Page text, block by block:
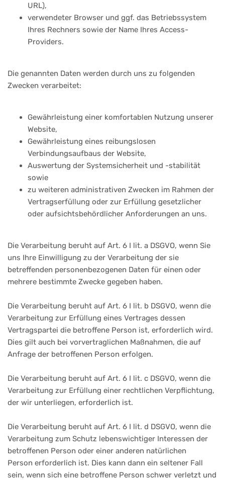
URL),
verwendeter Browser und ggf. das Betriebssystem
Ihres Rechners sowie der Name Ihres Access-
Providers.
Die genannten Daten werden durch uns zu folgenden
Zwecken verarbeitet:
Gewährleistung einer komfortablen Nutzung unserer
Website,
Gewährleistung eines reibungslosen
Verbindungsaufbaus der Website,
Auswertung der Systemsicherheit und -stabilität
sowie
zu weiteren administrativen Zwecken im Rahmen der
Vertragserfüllung oder zur Erfüllung gesetzlicher
oder aufsichtsbehördlicher Anforderungen an uns.
Die Verarbeitung beruht auf Art. 6 I lit. a DSGVO, wenn Sie
uns Ihre Einwilligung zu der Verarbeitung der sie
betreffenden personenbezogenen Daten für einen oder
mehrere bestimmte Zwecke gegeben haben.
Die Verarbeitung beruht auf Art. 6 I lit. b DSGVO, wenn die
Verarbeitung zur Erfüllung eines Vertrages dessen
Vertragspartei die betroffene Person ist, erforderlich wird.
Dies gilt auch bei vorvertraglichen Maßnahmen, die auf
Anfrage der betroffenen Person erfolgen.
Die Verarbeitung beruht auf Art. 6 I lit. c DSGVO, wenn die
Verarbeitung zur Erfüllung einer rechtlichen Verpflichtung,
der wir unterliegen, erforderlich ist.
Die Verarbeitung beruht auf Art. 6 I lit. d DSGVO, wenn die
Verarbeitung zum Schutz lebenswichtiger Interessen der
betroffenen Person oder einer anderen natürlichen
Person erforderlich ist. Dies kann dann ein seltener Fall
sein, wenn sich eine betroffene Person schwer verletzt und